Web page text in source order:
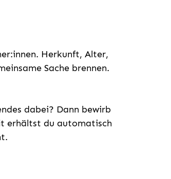
Herkunft, Alter,
Sache brennen.
dabei? Dann bewirb
erhältst du automatisch